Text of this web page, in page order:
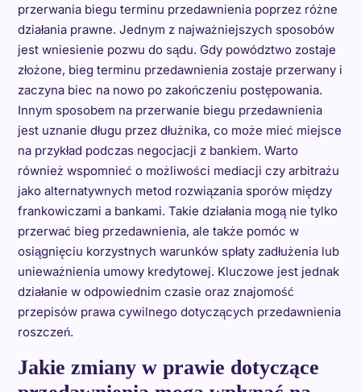
przerwania biegu terminu przedawnienia poprzez różne
działania prawne. Jednym z najważniejszych sposobów
jest wniesienie pozwu do sądu. Gdy powództwo zostaje
złożone, bieg terminu przedawnienia zostaje przerwany i
zaczyna biec na nowo po zakończeniu postępowania.
Innym sposobem na przerwanie biegu przedawnienia
jest uznanie długu przez dłużnika, co może mieć miejsce
na przykład podczas negocjacji z bankiem. Warto
również wspomnieć o możliwości mediacji czy arbitrażu
jako alternatywnych metod rozwiązania sporów między
frankowiczami a bankami. Takie działania mogą nie tylko
przerwać bieg przedawnienia, ale także pomóc w
osiągnięciu korzystnych warunków spłaty zadłużenia lub
unieważnienia umowy kredytowej. Kluczowe jest jednak
działanie w odpowiednim czasie oraz znajomość
przepisów prawa cywilnego dotyczących przedawnienia
roszczeń.
Jakie zmiany w prawie dotyczące